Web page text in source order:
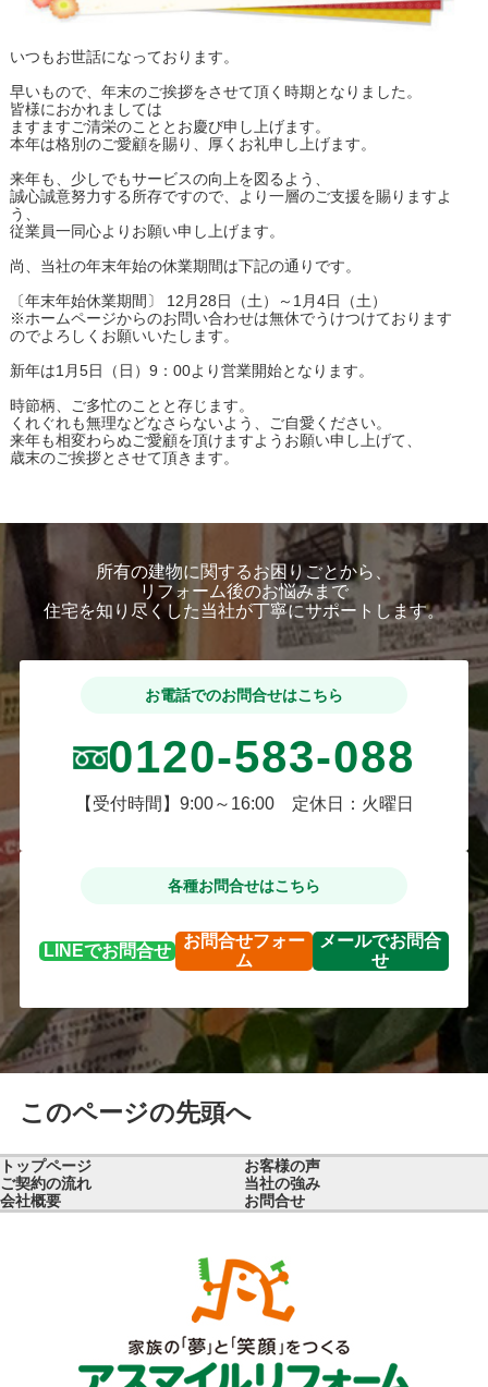
いつもお世話になっております。
早いもので、年末のご挨拶をさせて頂く時期となりました。
皆様におかれましては
ますますご清栄のこととお慶び申し上げます。
本年は格別のご愛顧を賜り、厚くお礼申し上げます。
来年も、少しでもサービスの向上を図るよう、
誠心誠意努力する所存ですので、より一層のご支援を賜りますよ
う、
従業員一同心よりお願い申し上げます。
尚、当社の年末年始の休業期間は下記の通りです。
〔年末年始休業期間〕 12月28日（土）～1月4日（土）
※ホームページからのお問い合わせは無休でうけつけております
のでよろしくお願いいたします。
新年は1月5日（日）9：00より営業開始となります。
時節柄、ご多忙のことと存じます。
くれぐれも無理などなさらないよう、ご自愛ください。
来年も相変わらぬご愛顧を頂けますようお願い申し上げて、
歳末のご挨拶とさせて頂きます。
所有の建物に関するお困りごとから、
リフォーム後のお悩みまで
住宅を知り尽くした当社が丁寧にサポートします。
お電話でのお問合せはこちら
0120-583-088
【受付時間】9:00～16:00 定休日：火曜日
各種お問合せはこちら
LINEでお問合せ
お問合せフォー
ム
メールでお問合
せ
このページの先頭へ
トップページ
お客様の声
ご契約の流れ
当社の強み
会社概要
お問合せ